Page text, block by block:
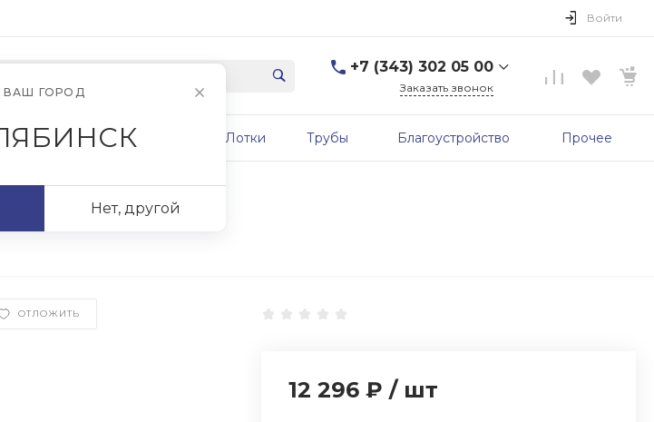
Войти
+7 (343) 302 05 00
г. Екатеринбург, ул.
Заказать звонок
Сваи Фундаменты Лотки Трубы Благоустройство Прочее
ОТЛОЖИТЬ
12 296 ₽ / шт
ВАШ ГОРОД
Нет, другой